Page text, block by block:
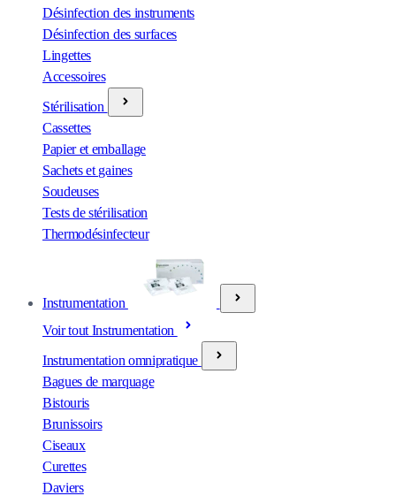
Désinfection des instruments
Désinfection des surfaces
Lingettes
Accessoires
Stérilisation
Cassettes
Papier et emballage
Sachets et gaines
Soudeuses
Tests de stérilisation
Thermodésinfecteur
Instrumentation
Voir tout Instrumentation
Instrumentation omnipratique
Bagues de marquage
Bistouris
Brunissoirs
Ciseaux
Curettes
Daviers